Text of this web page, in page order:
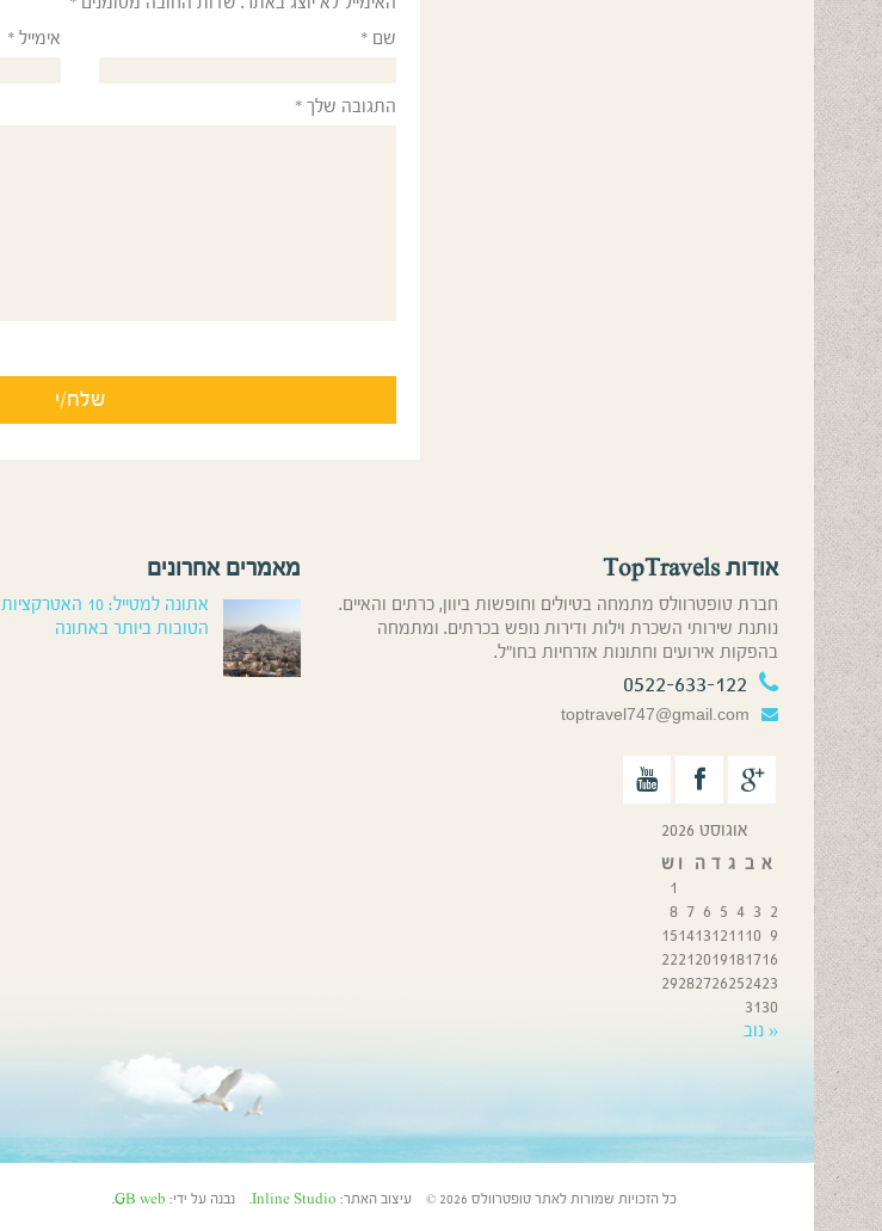
שם * אימייל *
התגובה שלך *
מאמרים אחרונים
אתונה למטייל: 10 האטרקציות
הטובות ביותר באתונה
אודות TopTravels
חברת טופטרוולס מתמחה בטיולים וחופשות ביוון, כרתים והאיים.
נותנת שירותי השכרת וילות ודירות נופש בכרתים. ומתמחה
בהפקות אירועים וחתונות אזרחיות בחו”ל.
0522-633-122
toptravel747@gmail.com
אוגוסט 2026
א ב ג ד ה ו ש
1
2
3
4
5
6
7
8
9
10
11
12
13
14
15
16
17
18
19
20
21
22
23
24
25
26
27
28
29
30
31
« נוב
כל הזכויות שמורות לאתר טופטרוולס 2026 © עיצוב האתר: Inline Studio. נבנה על ידי: GB web
.